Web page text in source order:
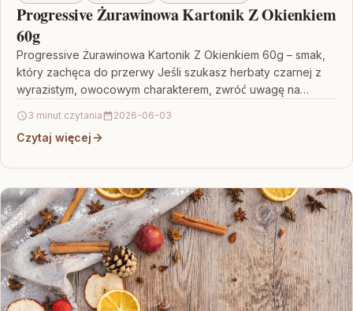
Progressive Żurawinowa Kartonik Z Okienkiem
60g
Progressive Żurawinowa Kartonik Z Okienkiem 60g – smak,
który zachęca do przerwy Jeśli szukasz herbaty czarnej z
wyrazistym, owocowym charakterem, zwróć uwagę na
3 minut czytania 2026-06-03
Czytaj więcej